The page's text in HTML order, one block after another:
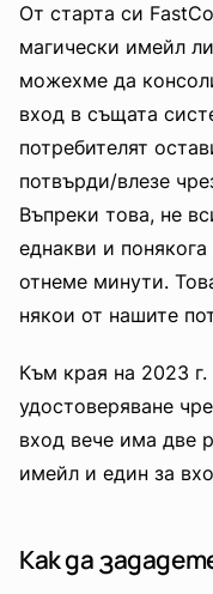
От старта си
магически имейл
можехме да
вход в същата
потребителят
потвърди/влезе
Въпреки това, не
еднакви и
отнеме минути.
някои от нашите
Към края на 2023
удостоверяване
вход вече има две
имейл и един за
Как да